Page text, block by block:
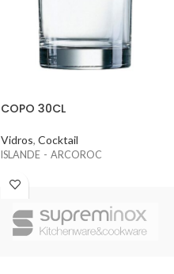
COPO 30CL
Vidros, Cocktail
ISLANDE - ARCOROC